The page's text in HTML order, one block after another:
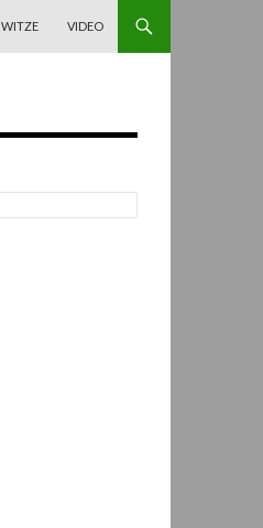
WITZE VIDEO